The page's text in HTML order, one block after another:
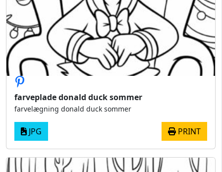
farveplade donald duck sommer
farvelægning donald duck sommer
JPG PRINT